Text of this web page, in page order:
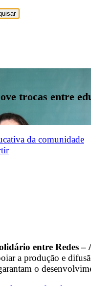
trocas entre
da comunidade
entre Redes –
a produção e
o